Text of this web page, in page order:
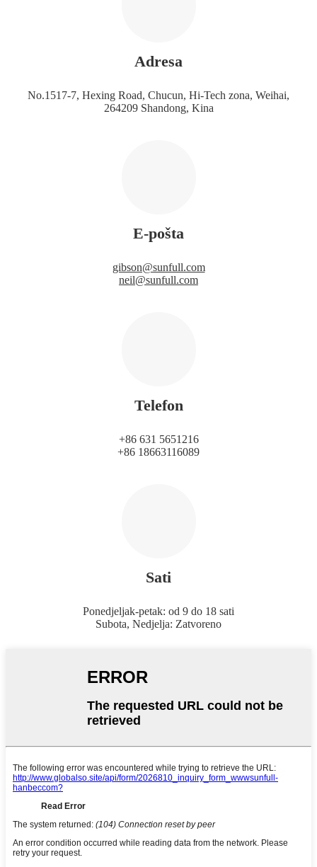
Adresa
No.1517-7, Hexing Road, Chucun, Hi-Tech zona, Weihai,
264209 Shandong, Kina
E-pošta
gibson@sunfull.com
neil@sunfull.com
Telefon
+86 631 5651216
+86 18663116089
Sati
Ponedjeljak-petak: od 9 do 18 sati
Subota, Nedjelja: Zatvoreno